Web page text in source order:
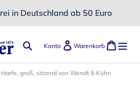
in Deutschland ab 50 Euro
Suchen
Konto Einloggen
Warenkorb
groß, sitzend von Wendt & Kühn